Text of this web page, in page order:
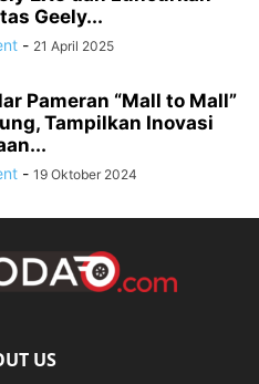
Geely...
- 21 April 2025
Pameran “Mall to Mall”
Tampilkan Inovasi
- 19 Oktober 2024
US